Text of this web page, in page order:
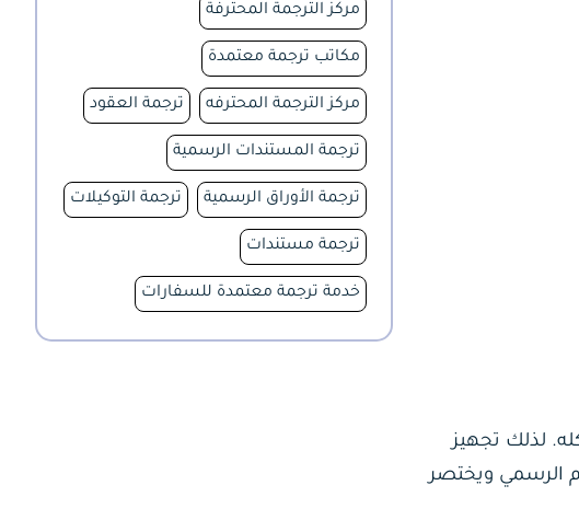
مركز الترجمة المحترفة
مكاتب ترجمة معتمدة
مركز الترجمة المحترفه ترجمة العقود
ترجمة المستندات الرسمية
ترجمة الأوراق الرسمية ترجمة التوكيلات
ترجمة مستندات
خدمة ترجمة معتمدة للسفارات
لذلك تجهيز
الرسمي ويختصر